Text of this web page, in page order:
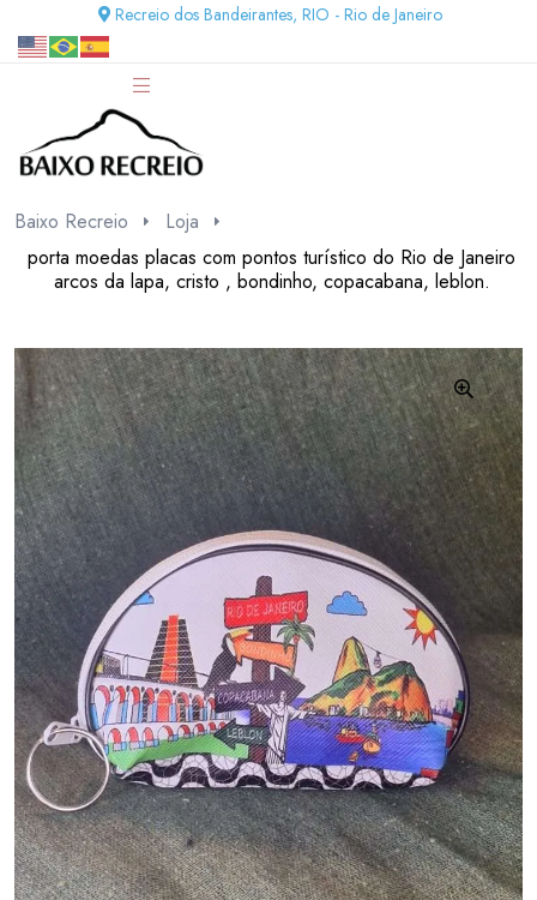
Recreio dos Bandeirantes, RIO - Rio de Janeiro
Baixo Recreio
Loja
porta moedas placas com pontos turístico do Rio de Janeiro
arcos da lapa, cristo , bondinho, copacabana, leblon.